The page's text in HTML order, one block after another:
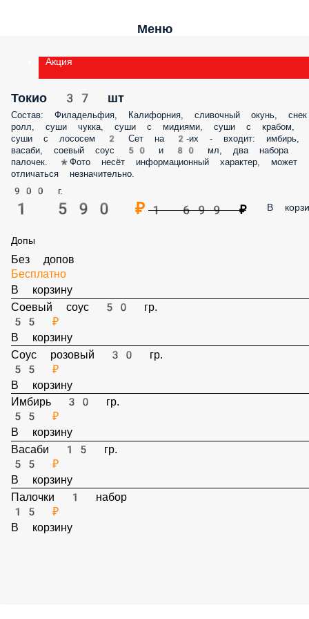
Меню
Акция
Токио 37 шт
Состав: Филадельфия, Калифорния, сливочный окунь, снек
ролл, суши чукка, суши с мидиями, суши с крабом,
суши с лососем 2 Сет на 2-их - входит: имбирь,
васаби, соевый соус 50 и 80 мл, два набора
палочек. *Фото несёт информационный характер, может
отличаться незначительно.
900 г.
1 590 ₽ 1 699 ₽ В
Допы
Без допов
Бесплатно
В корзину
Соевый соус 50 гр.
55 ₽
В корзину
Соус розовый 30 гр.
55 ₽
В корзину
Имбирь 30 гр.
55 ₽
В корзину
Васаби 15 гр.
55 ₽
В корзину